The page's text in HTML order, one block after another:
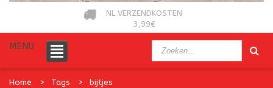
NL VERZENDKOSTEN
3,99€
MENU
Home Tags bijtjes